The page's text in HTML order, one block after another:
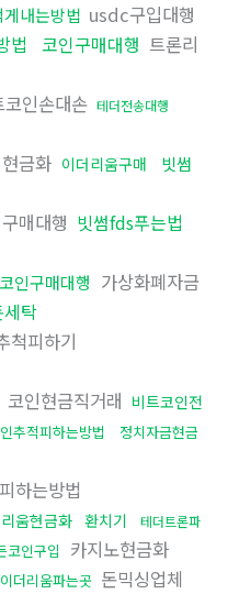
게내는방법 usdc구입대행
법 코인구매대행 트론리
코인손대손 테더전송대행
금화 이더리움구매
빗썸
매대행 빗썸fds푸는법
코인구매대행 가상화폐자금
세탁
척피하기
코인현금직거래 비트코인전
추적피하는방법
정치자금현금
하는방법
움현금화 환치기
테더트론파
코인구입 카지노현금화
이더리움파는곳 돈믹싱업체